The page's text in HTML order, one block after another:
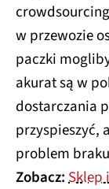
w przewozie
paczki
akurat są w
dostarczania
przyspieszyć,
problem
Zobacz:Sklep